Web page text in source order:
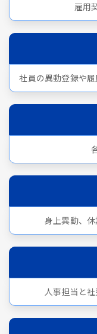
雇用
社員の異動登録や
身上異動、
人事担当と